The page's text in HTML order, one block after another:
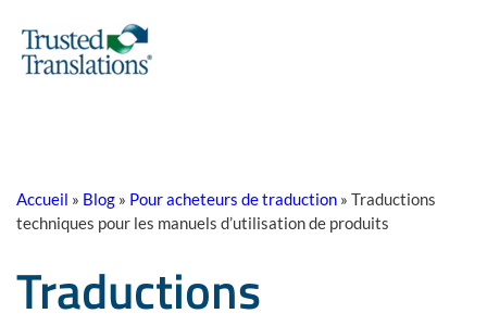
Accueil » Blog » Pour acheteurs de traduction » Traductions
techniques pour les manuels d’utilisation de produits
Traductions